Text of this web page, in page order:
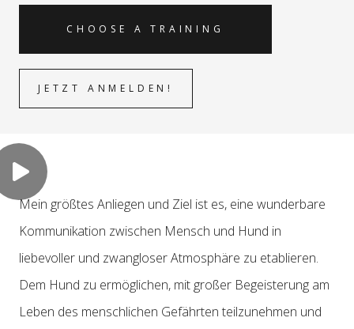
CHOOSE A TRAINING
JETZT ANMELDEN!
Mein größtes Anliegen und Ziel ist es, eine wunderbare
Kommunikation zwischen Mensch und Hund in
liebevoller und zwangloser Atmosphäre zu etablieren.
Dem Hund zu ermöglichen, mit großer Begeisterung am
Leben des menschlichen Gefährten teilzunehmen und